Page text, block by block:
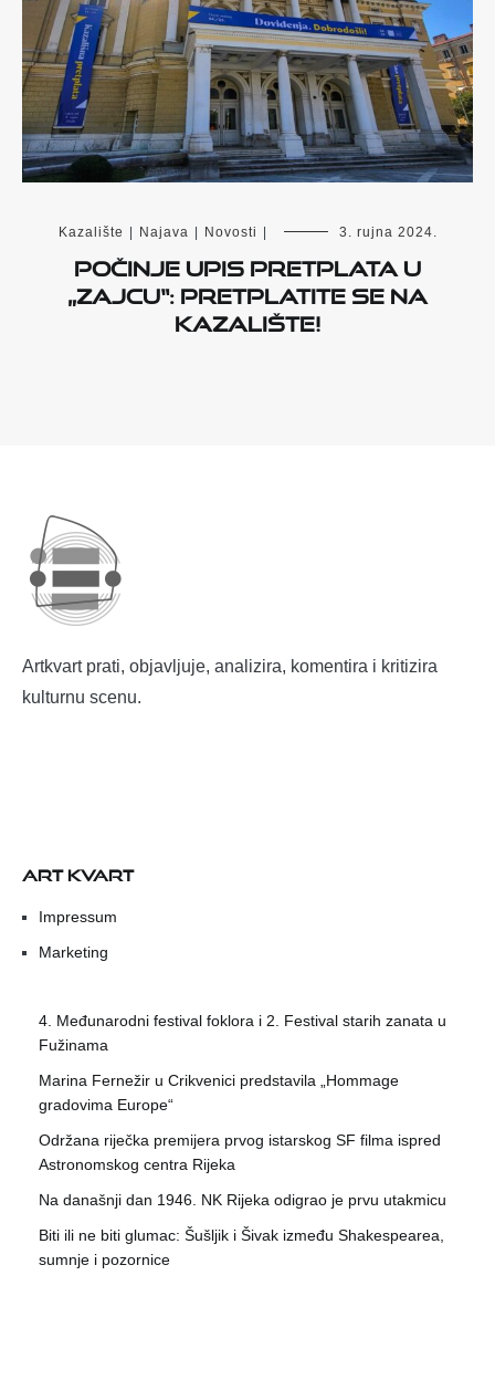
Kazalište Najava Novosti 3. rujna 2024.
POČINJE UPIS PRETPLATA U
„ZAJCU“: PRETPLATITE SE NA
KAZALIŠTE!
Artkvart prati, objavljuje, analizira, komentira i kritizira
kulturnu scenu.
ART KVART
Impressum
Marketing
4. Međunarodni festival foklora i 2. Festival starih zanata u
Fužinama
Marina Fernežir u Crikvenici predstavila „Hommage
gradovima Europe“
Održana riječka premijera prvog istarskog SF filma ispred
Astronomskog centra Rijeka
Na današnji dan 1946. NK Rijeka odigrao je prvu utakmicu
Biti ili ne biti glumac: Šušljik i Šivak između Shakespearea,
sumnje i pozornice